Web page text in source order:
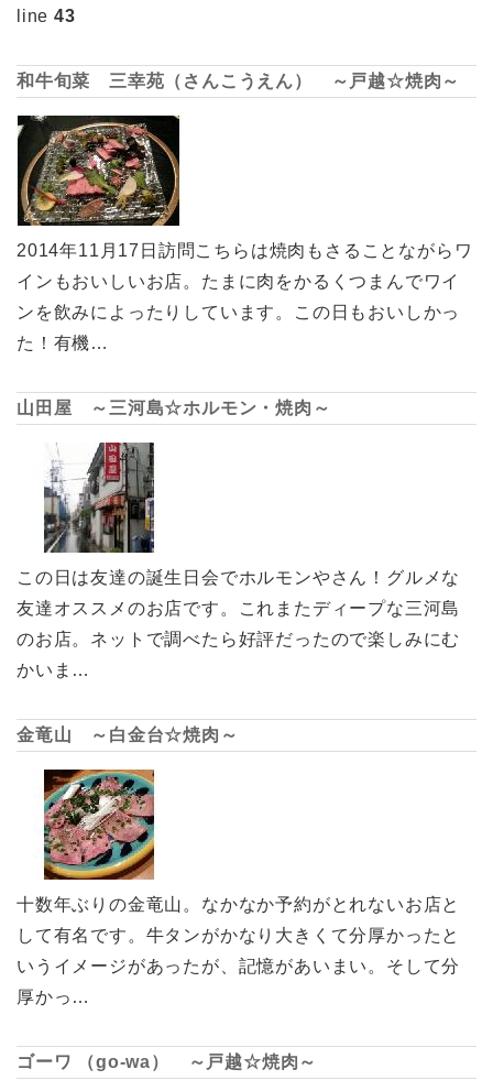
line 43
和牛旬菜 三幸苑（さんこうえん） ～戸越☆焼肉～
2014年11月17日訪問こちらは焼肉もさることながらワ
インもおいしいお店。たまに肉をかるくつまんでワイ
ンを飲みによったりしています。この日もおいしかっ
た！有機…
山田屋 ～三河島☆ホルモン・焼肉～
この日は友達の誕生日会でホルモンやさん！グルメな
友達オススメのお店です。これまたディープな三河島
のお店。ネットで調べたら好評だったので楽しみにむ
かいま…
金竜山 ～白金台☆焼肉～
十数年ぶりの金竜山。なかなか予約がとれないお店と
して有名です。牛タンがかなり大きくて分厚かったと
いうイメージがあったが、記憶があいまい。そして分
厚かっ…
ゴーワ （go-wa） ～戸越☆焼肉～